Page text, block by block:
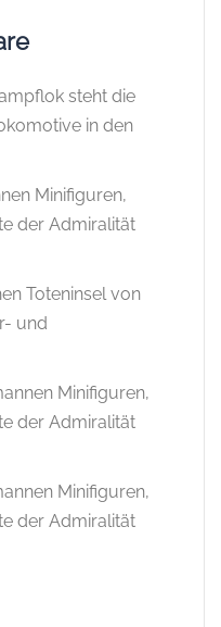
steht die
in den
Minifiguren,
der Admiralität
Toteninsel von
und
Minifiguren,
der Admiralität
Minifiguren,
der Admiralität